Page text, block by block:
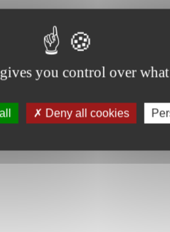
you control over
Deny all cookies